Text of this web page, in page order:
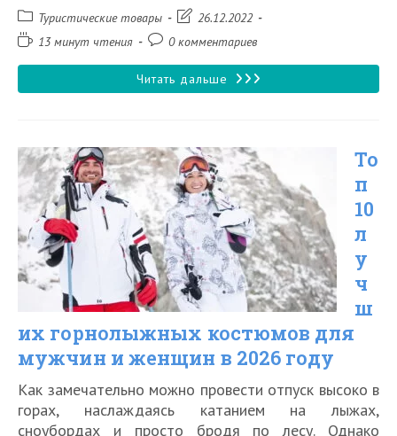
Рубрика
записи:
Туристические товары
Запись26.12.2022
Время13 минут чтения
Комментарии
записи:
0 комментариев
Читать дальше 10
ботинок
для
женщин
и
мужчин
2026
году
То
п
10
л
у
ч
ш
их горнолыжных костюмов для
мужчин и женщин в 2026 году
Как замечательно можно провести отпуск высоко в
горах, наслаждаясь катанием на лыжах,
сноубордах и просто бродя по лесу. Однако